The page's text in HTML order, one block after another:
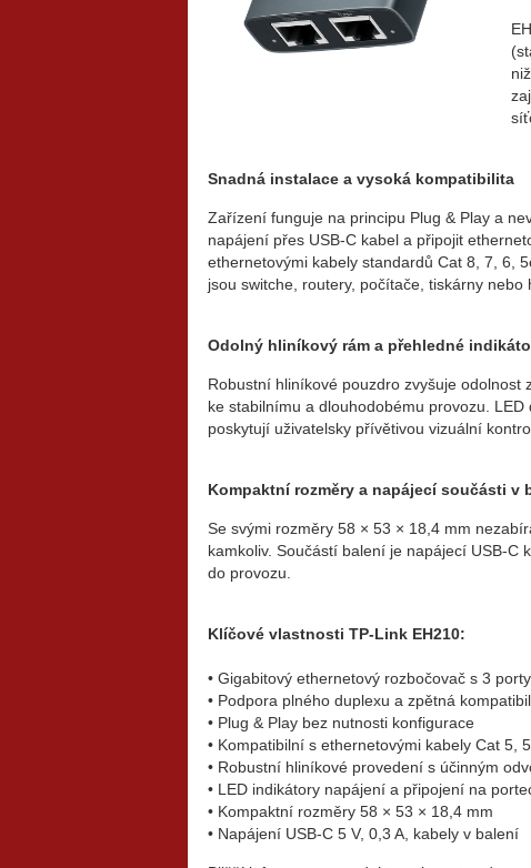
Snadná instalace a vysoká kompatibilita
Zařízení funguje na principu Plug & Play a
napájení přes USB-C kabel a připojit
ethernetovými kabely standardů Cat 8, 7, 6,
jsou switche, routery, počítače, tiskárny nebo
Odolný hliníkový rám a přehledné
Robustní hliníkové pouzdro zvyšuje
ke stabilnímu a dlouhodobému provozu.
poskytují uživatelsky přívětivou vizuální
Kompaktní rozměry a napájecí součásti v
Se svými rozměry 58 × 53 × 18,4 mm
kamkoliv. Součástí balení je napájecí USB-
do provozu.
Klíčové vlastnosti TP-Link EH210:
• Gigabitový ethernetový rozbočovač s 3
• Podpora plného duplexu a zpětná
• Plug & Play bez nutnosti konfigurace
• Kompatibilní s ethernetovými kabely Cat 5,
• Robustní hliníkové provedení s účinným
• LED indikátory napájení a připojení na
• Kompaktní rozměry 58 × 53 × 18,4 mm
• Napájení USB-C 5 V, 0,3 A, kabely v balení